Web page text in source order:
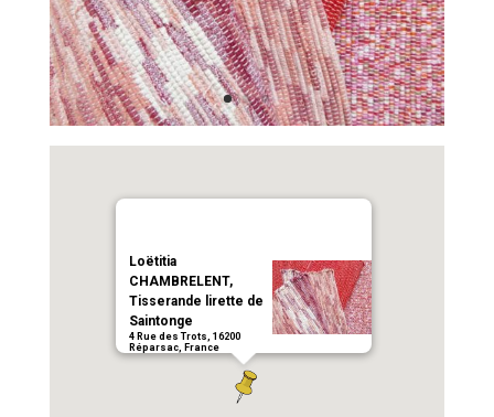
Loëtitia
CHAMBRELENT,
Tisserande lirette de
Saintonge
4 Rue des Trots, 16200
Réparsac, France